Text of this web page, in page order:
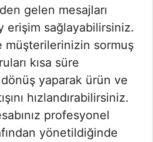
gelen mesajları
erişim sağlayabilirsiniz.
müşterilerinizin sormuş
kısa süre
yaparak ürün ve
hızlandırabilirsiniz.
profesyonel
yönetildiğinde